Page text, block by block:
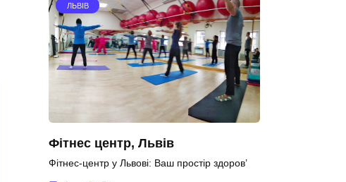
ЛЬВІВ
Фітнес центр, Львів
Фітнес-центр у Львові: Ваш простір здоров’